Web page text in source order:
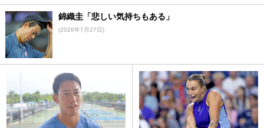
錦織圭「悲しい気持ちもある」
(2026年7月27日)